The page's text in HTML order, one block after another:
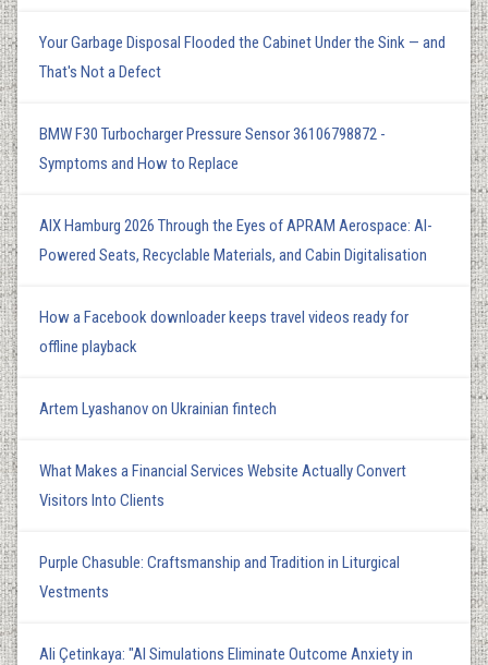
Your Garbage Disposal Flooded the Cabinet Under the Sink — and
That's Not a Defect
BMW F30 Turbocharger Pressure Sensor 36106798872 -
Symptoms and How to Replace
AIX Hamburg 2026 Through the Eyes of APRAM Aerospace: AI-
Powered Seats, Recyclable Materials, and Cabin Digitalisation
How a Facebook downloader keeps travel videos ready for
offline playback
Artem Lyashanov on Ukrainian fintech
What Makes a Financial Services Website Actually Convert
Visitors Into Clients
Purple Chasuble: Craftsmanship and Tradition in Liturgical
Vestments
Ali Çetinkaya: "AI Simulations Eliminate Outcome Anxiety in